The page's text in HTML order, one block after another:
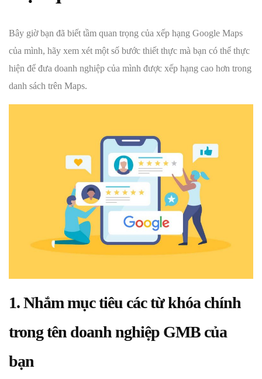
Bây giờ bạn đã biết tầm quan trọng của xếp hạng Google Maps
của mình, hãy xem xét một số bước thiết thực mà bạn có thể thực
hiện để đưa doanh nghiệp của mình được xếp hạng cao hơn trong
danh sách trên Maps.
1. Nhắm mục tiêu các từ khóa chính
trong tên doanh nghiệp GMB của
bạn